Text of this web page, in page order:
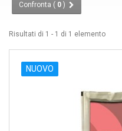
Confronta ( 0 )
Risultati di 1 - 1 di 1 elemento
NUOVO